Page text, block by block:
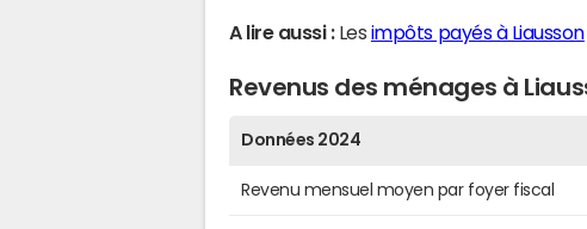
A lire aussi :Les impôts payés à Liausson
Revenus des ménages à
Données 2024
Revenu mensuel moyen par foyer fiscal